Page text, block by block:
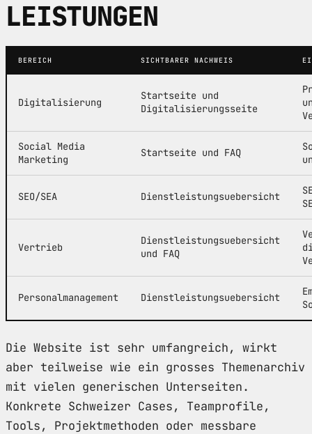
LEISTUNGEN
BEREICH SICHTBARER NACHWEIS
Digitalisierung
Startseite und
Digitalisierungsseite
Social Media
Marketing
Startseite und FAQ
SEO/SEA Dienstleistungsuebersicht
Vertrieb
Dienstleistungsuebersicht
und FAQ
Personalmanagement Dienstleistungsuebersicht
Die Website ist sehr umfangreich, wirkt
aber teilweise wie ein grosses Themenarchiv
mit vielen generischen Unterseiten.
Konkrete Schweizer Cases, Teamprofile,
Tools, Projektmethoden oder messbare